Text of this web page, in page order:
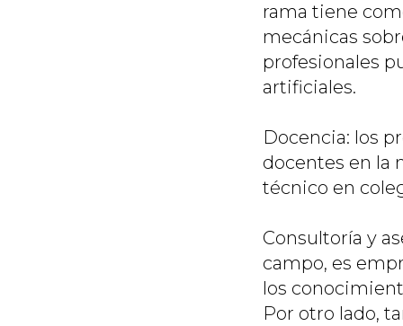
rama tiene
mecánicas
profesionales
artificiales.
Docencia: los
docentes en la
técnico en
Consultoría y
campo, es
los
Por otro lado,